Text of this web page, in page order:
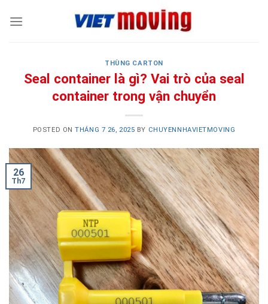
THÙNG CARTON
Seal container là gì? Vai trò của seal
container trong vận chuyển
POSTED ONTHÁNG 7 26, 2025 BY CHUYENNHAVIETMOVING
26
Th7